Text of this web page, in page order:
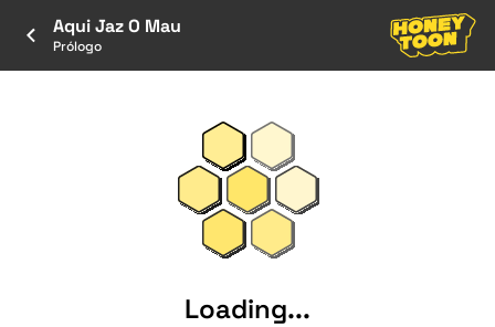
Aqui Jaz O Mau
Prólogo
Loading...